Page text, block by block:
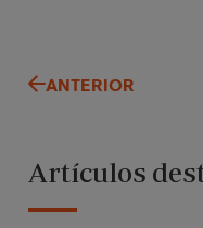
ANTERIOR
Artículos